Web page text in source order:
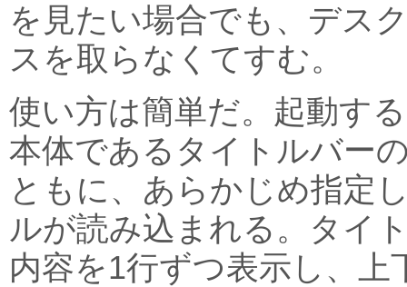
を見たい場合でも、デス
スを取らなくてすむ。
使い方は簡単だ。起動す
本体であるタイトルバー
ともに、あらかじめ指定
ルが読み込まれる。タイ
内容を1行ずつ表示し、